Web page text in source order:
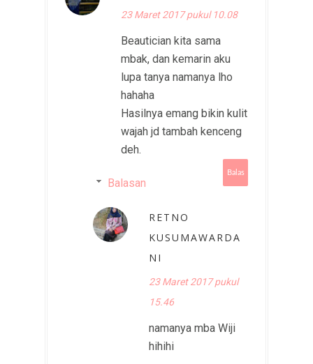
23 Maret 2017 pukul 10.08
Beautician kita sama
mbak, dan kemarin aku
lupa tanya namanya lho
hahaha
Hasilnya emang bikin kulit
wajah jd tambah kenceng
deh.
Balas
Balasan
RETNO
KUSUMAWARDA
NI
23 Maret 2017 pukul
15.46
namanya mba Wiji
hihihi